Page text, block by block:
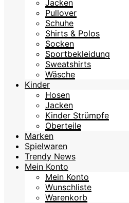
Jacken
Pullover
Schuhe
Shirts & Polos
Socken
Sportbekleidung
Sweatshirts
Wäsche
Kinder
Hosen
Jacken
Kinder Strümpfe
Oberteile
Marken
Spielwaren
Trendy News
Mein Konto
Mein Konto
Wunschliste
Warenkorb